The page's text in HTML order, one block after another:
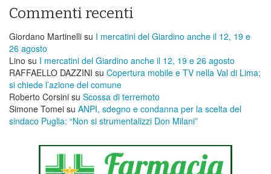
Commenti recenti
Giordano Martinelli su I mercatini del Giardino anche il 12, 19 e
26 agosto
Lino su I mercatini del Giardino anche il 12, 19 e 26 agosto
RAFFAELLO DAZZINI su ​Copertura mobile e TV nella Val di Lima;
si chiede l’azione del comune
Roberto Corsini su Scossa di terremoto
Simone Tomei su ANPI, sdegno e condanna per la scelta del
sindaco Puglia: “Non si strumentalizzi Don Milani”